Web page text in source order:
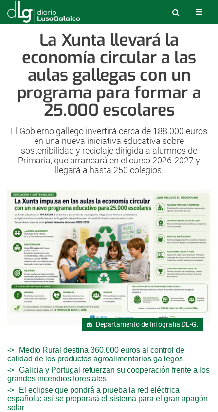
La Xunta llevará la
economía circular a las
aulas gallegas con un
programa para formar a
25.000 escolares
El Gobierno gallego invertirá cerca de 188.000 euros
en una nueva iniciativa educativa sobre
sostenibilidad y reciclaje dirigida a alumnos de
Primaria, que arrancará en el curso 2026-2027 y
llegará a hasta 250 colegios.
Departamento de Infografía DL-G.
Medio Rural destina 360.000 euros al control de
calidad de los productos agroalimentarios gallegos
Galicia y Portugal refuerzan su cooperación frente a los
grandes incendios forestales
El eclipse que pondrá a prueba la red eléctrica
española: así se preparará el sistema para el gran apagón
solar